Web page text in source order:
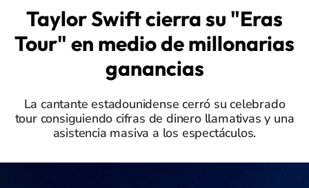
Taylor Swift cierra su "Eras
Tour" en medio de millonarias
ganancias
La cantante estadounidense cerró su celebrado
tour consiguiendo cifras de dinero llamativas y una
asistencia masiva a los espectáculos.